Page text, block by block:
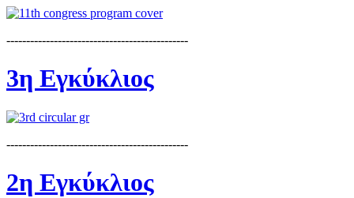
----------------------------------------------
3η Εγκύκλιος
----------------------------------------------
2η Εγκύκλιος